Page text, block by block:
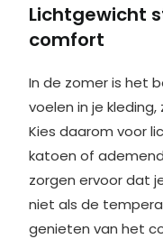
Lichtgewicht
comfort
In de zomer is het
voelen in je
Kies daarom voor
katoen of
zorgen ervoor dat
niet als de
genieten van het